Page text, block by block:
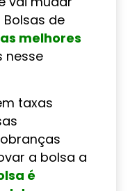
de
melhores
nesse
taxas
a bolsa a
é